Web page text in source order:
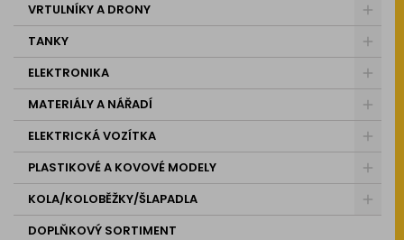
VRTULNÍKY A DRONY
TANKY
ELEKTRONIKA
MATERIÁLY A NÁŘADÍ
ELEKTRICKÁ VOZÍTKA
PLASTIKOVÉ A KOVOVÉ MODELY
KOLA/KOLOBĚŽKY/ŠLAPADLA
DOPLŇKOVÝ SORTIMENT